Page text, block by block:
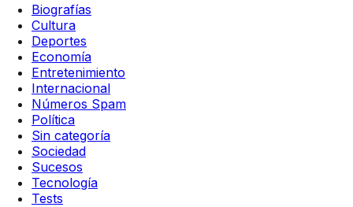
Biografías
Cultura
Deportes
Economía
Entretenimiento
Internacional
Números Spam
Política
Sin categoría
Sociedad
Sucesos
Tecnología
Tests